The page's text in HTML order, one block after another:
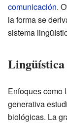
comunicación.
la forma se
sistema
Enfoques como
generativa
biológicas. La